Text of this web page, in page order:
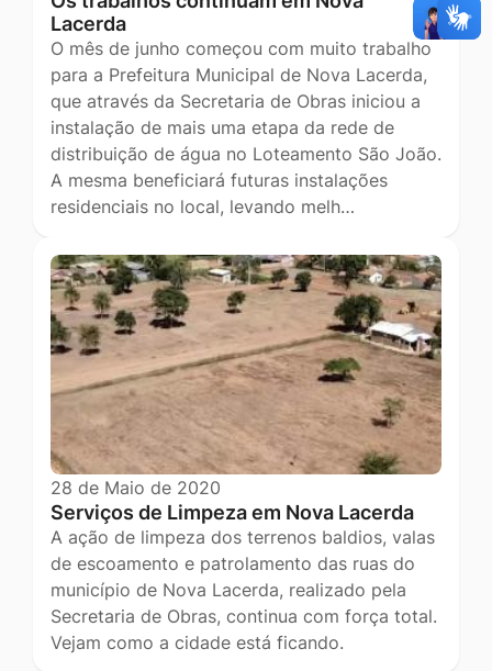
Lacerda
O mês de junho começou com muito trabalho
para a Prefeitura Municipal de Nova Lacerda,
que através da Secretaria de Obras iniciou a
instalação de mais uma etapa da rede de
distribuição de água no Loteamento São João.
A mesma beneficiará futuras instalações
residenciais no local, levando melh…
28 de Maio de 2020
Serviços de Limpeza em Nova Lacerda
A ação de limpeza dos terrenos baldios, valas
de escoamento e patrolamento das ruas do
município de Nova Lacerda, realizado pela
Secretaria de Obras, continua com força total.
Vejam como a cidade está ficando.